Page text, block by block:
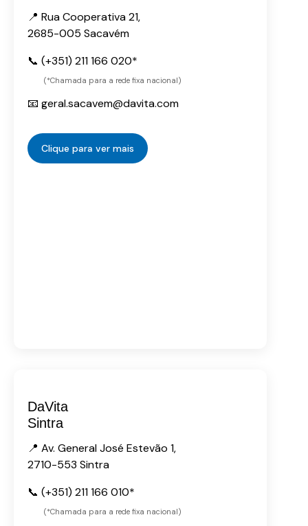
📍 Rua Cooperativa 21,
2685-005 Sacavém
📞 (+351) 211 166 020*
(*Chamada para a rede fixa nacional)
📧 geral.sacavem@davita.com
Clique para ver mais
DaVita
Sintra
📍 Av. General José Estevão 1,
2710-553 Sintra
📞 (+351) 211 166 010*
(*Chamada para a rede fixa nacional)